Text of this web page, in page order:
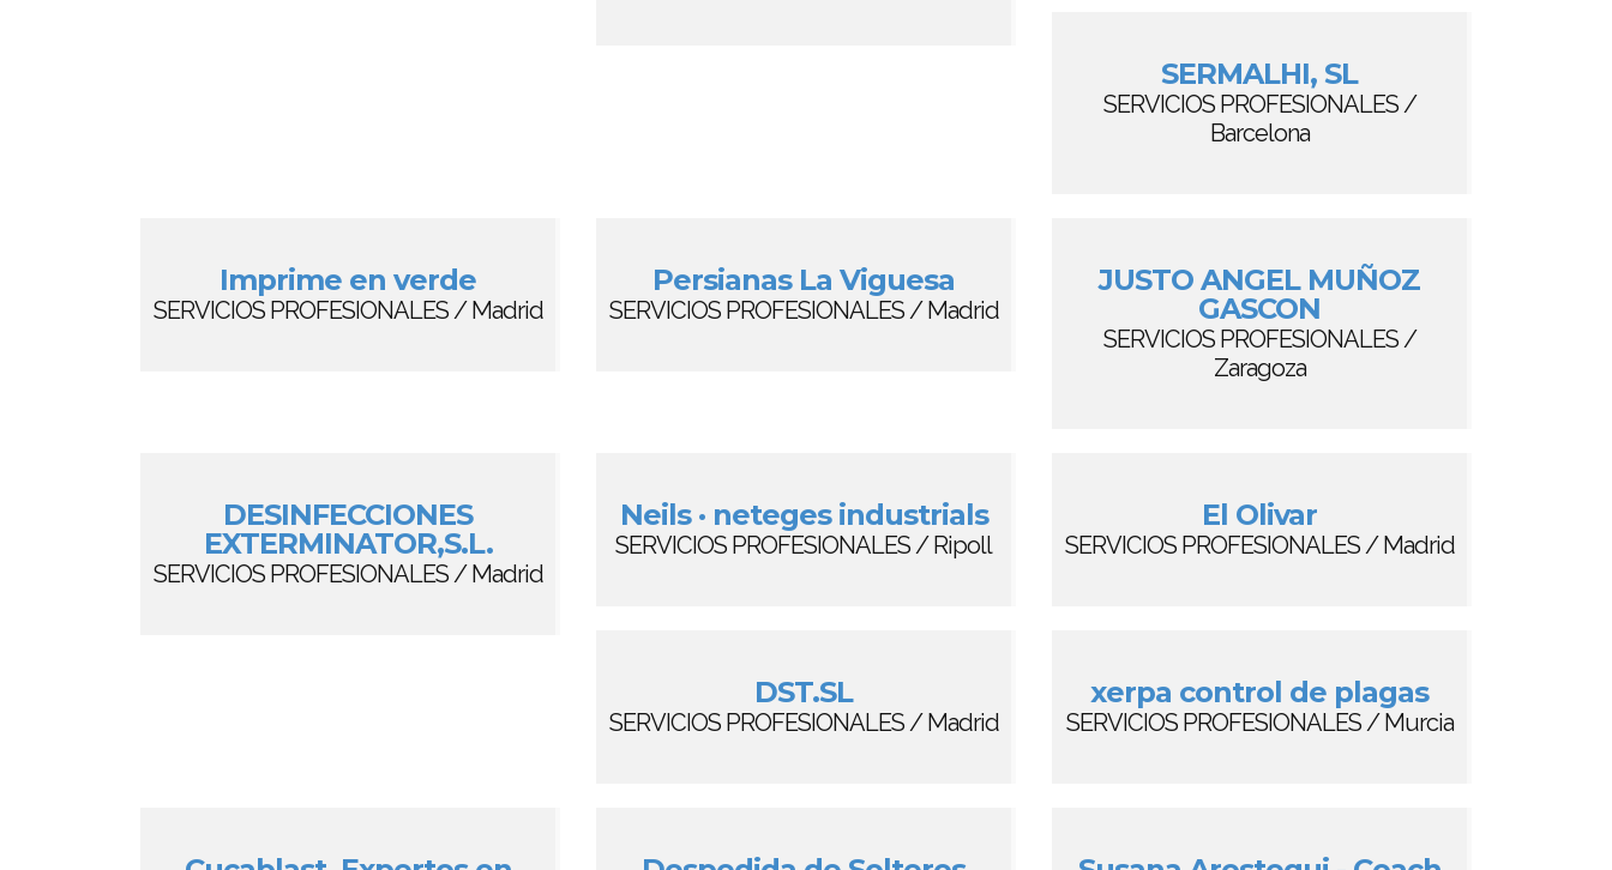
SERMALHI, SL
SERVICIOS PROFESIONALES /
Barcelona
Imprime en verde
SERVICIOS PROFESIONALES / Madrid
Persianas La Viguesa
SERVICIOS PROFESIONALES / Madrid
JUSTO ANGEL MUÑOZ
GASCON
SERVICIOS PROFESIONALES /
Zaragoza
DESINFECCIONES
EXTERMINATOR,S.L.
SERVICIOS PROFESIONALES / Madrid
Neils · neteges industrials
SERVICIOS PROFESIONALES / Ripoll
El Olivar
SERVICIOS PROFESIONALES / Madrid
DST.SL
SERVICIOS PROFESIONALES / Madrid
xerpa control de plagas
SERVICIOS PROFESIONALES / Murcia